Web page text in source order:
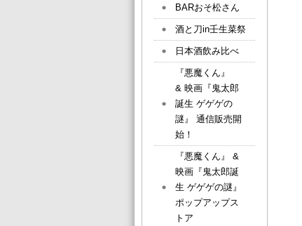
BARおそ松さん
酒と刀in壬生菜祭
日本酒飲み比べ
『悪魔くん』
& 映画『鬼太郎
誕生 ゲゲゲの
謎』 通信販売開
始！
『悪魔くん』 &
映画『鬼太郎誕
生 ゲゲゲの謎』
ポップアップス
トア